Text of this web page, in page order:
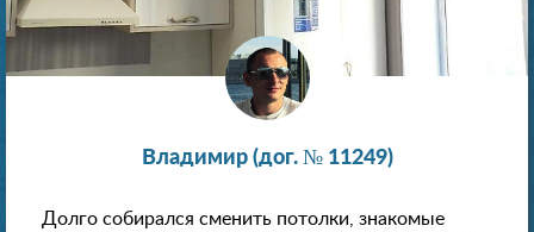
Владимир (дог. № 11249)
Долго собирался сменить потолки, знакомые